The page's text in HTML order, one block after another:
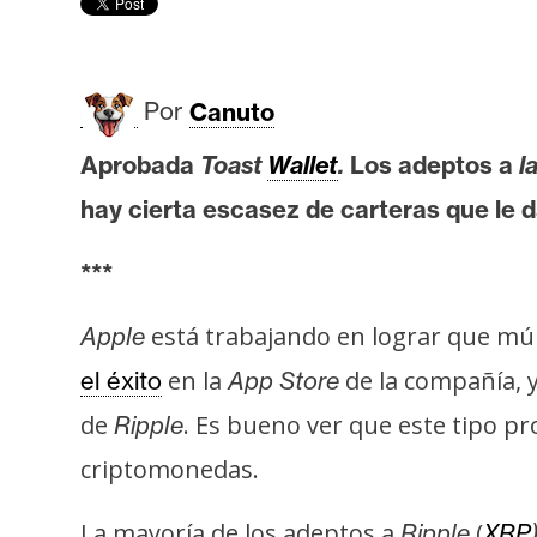
d
o
s
i
c
o
i
n
E
Por Canuto
Aprobada Toast Wallet. Los adeptos a
hay cierta escasez de carteras que le
***
Apple está trabajando en lograr que
el éxito en laApp Store de la
de Ripple. Es bueno ver que este tipo
criptomonedas.